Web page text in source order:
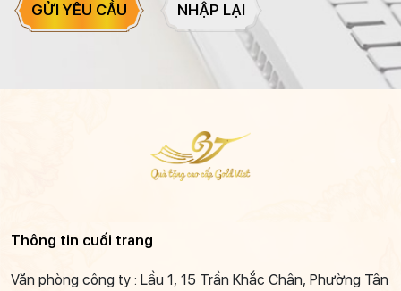
GỬI YÊU CẦU NHẬP LẠI
Thông tin cuối trang
Văn phòng công ty : Lầu 1, 15 Trần Khắc Chân, Phường Tân